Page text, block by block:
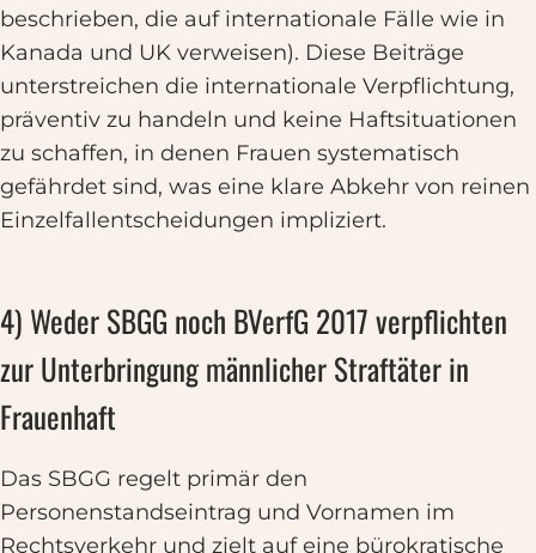
beschrieben, die auf internationale Fälle wie in
Kanada und UK verweisen). Diese Beiträge
unterstreichen die internationale Verpflichtung,
präventiv zu handeln und keine Haftsituationen
zu schaffen, in denen Frauen systematisch
gefährdet sind, was eine klare Abkehr von reinen
Einzelfallentscheidungen impliziert.
4) Weder SBGG noch BVerfG 2017 verpflichten
zur Unterbringung männlicher Straftäter in
Frauenhaft
Das SBGG regelt primär den
Personenstandseintrag und Vornamen im
Rechtsverkehr und zielt auf eine bürokratische